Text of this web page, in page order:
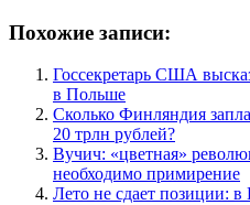
Похожие записи:
Госсекретарь США
в Польше
Сколько Финляндия
20 трлн рублей?
Вучич: «цветная»
необходимо примирение
Лето не сдает позиции: в